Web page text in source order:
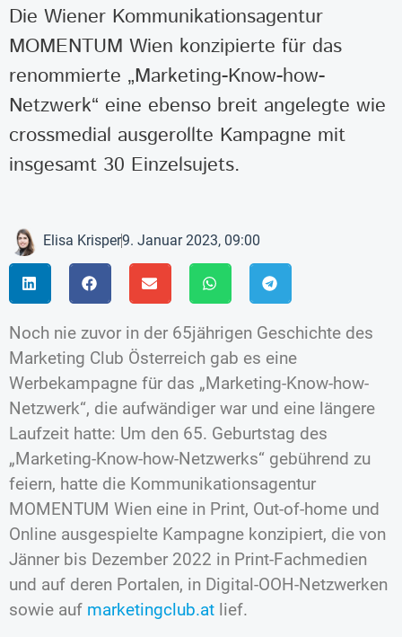
Die Wiener Kommunikationsagentur
MOMENTUM Wien konzipierte für das
renommierte „Marketing-Know-how-
Netzwerk“ eine ebenso breit angelegte wie
crossmedial ausgerollte Kampagne mit
insgesamt 30 Einzelsujets.
Elisa Krisper9. Januar 2023, 09:00
Noch nie zuvor in der 65jährigen Geschichte des
Marketing Club Österreich gab es eine
Werbekampagne für das „Marketing-Know-how-
Netzwerk“, die aufwändiger war und eine längere
Laufzeit hatte: Um den 65. Geburtstag des
„Marketing-Know-how-Netzwerks“ gebührend zu
feiern, hatte die Kommunikationsagentur
MOMENTUM Wien eine in Print, Out-of-home und
Online ausgespielte Kampagne konzipiert, die von
Jänner bis Dezember 2022 in Print-Fachmedien
und auf deren Portalen, in Digital-OOH-Netzwerken
sowie auf marketingclub.at lief.